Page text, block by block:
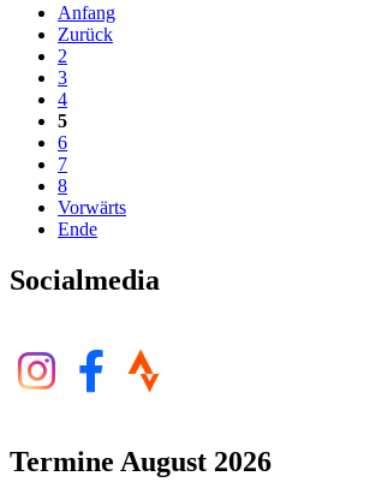
Anfang
Zurück
2
3
4
5
6
7
8
Vorwärts
Ende
Socialmedia
Termine August 2026